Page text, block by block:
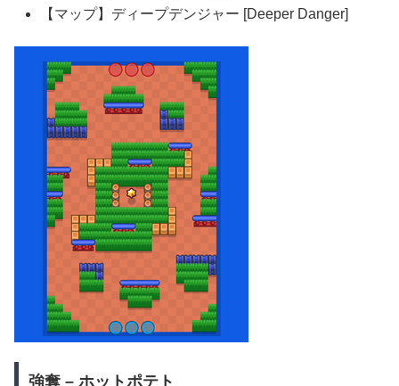
【マップ】ディープデンジャー [Deeper Danger]
強奪 – ホットポテト